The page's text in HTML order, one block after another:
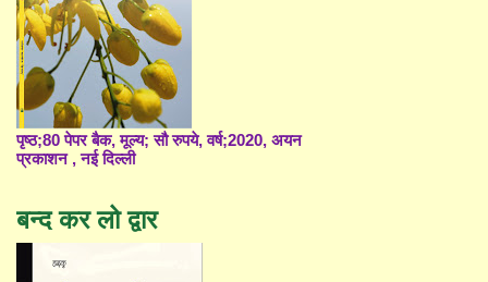
पृष्ठ;80 पेपर बैक, मूल्य; सौ रुपये, वर्ष;2020, अयन
प्रकाशन , नई दिल्ली
बन्द कर लो द्वार